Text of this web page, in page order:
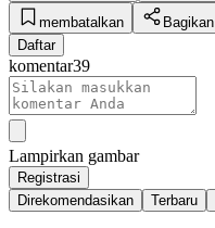
membatalkan
Bagikan
Daftar
komentar39
Lampirkan gambar
Registrasi
Direkomendasikan
Terbaru